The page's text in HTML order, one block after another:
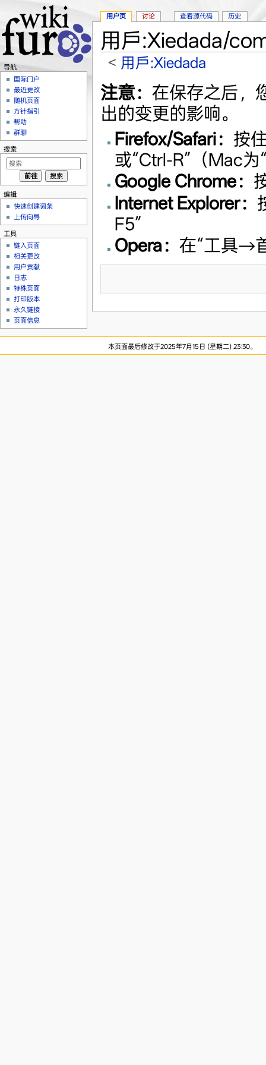
用戶:Xiedada/
< 用戶:Xiedada
注意： 在保存之后，
出的变更的影响。
Firefox/Safari： 按
或“Ctrl-R”（Mac
Google Chrome：
Internet Explorer：
F5”
Opera： 在“工具→
用户页 讨论 查看源代码 历史
导航
国际门户
最近更改
随机页面
方针指引
帮助
群聊
搜索
编辑
快速创建词条
上传向导
工具
链入页面
相关更改
用户贡献
日志
特殊页面
打印版本
永久链接
页面信息
本页面最后修改于2025年7月15日 (星期二) 23:30。